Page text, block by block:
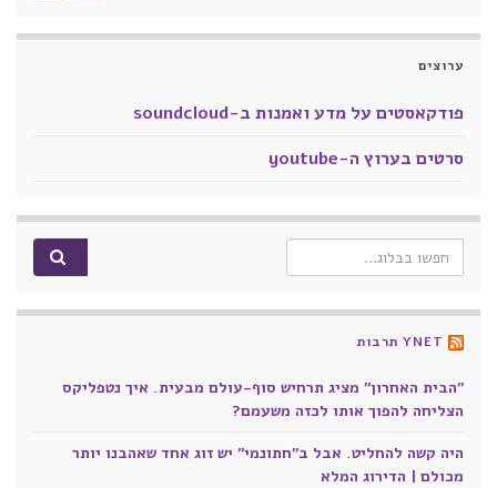
ערוצים
פודקאסטים על מדע ואמנות ב-soundcloud
סרטים בערוץ ה-youtube
Search for:
YNET תרבות
"הבית האחרון" מציג תרחיש סוף-עולם מבעית. איך נטפליקס
הצליחה להפוך אותו לכזה משעמם?
היה קשה להחליט. אבל ב"חתונמי" יש זוג אחד שאהבנו יותר
מכולם | הדירוג המלא